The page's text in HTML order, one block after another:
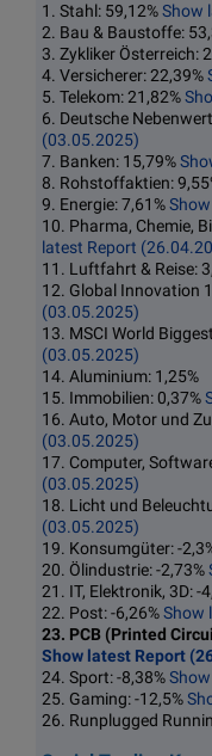
1. Stahl: 59,12%Show
2. Bau & Baustoffe:
3. Zykliker Österreich:
4. Versicherer: 22,39%
5. Telekom: 21,82%
6. Deutsche
(03.05.2025)
7. Banken: 15,79%
8. Rohstoffaktien:
9. Energie: 7,61%
10. Pharma, Chemie,
latest Report
11. Luftfahrt & Reise:
12. Global Innovation
(03.05.2025)
13. MSCI World
(03.05.2025)
14. Aluminium: 1,25%
15. Immobilien: 0,37%
16. Auto, Motor und
(03.05.2025)
17. Computer,
(03.05.2025)
18. Licht und
(03.05.2025)
19. Konsumgüter: -
20. Ölindustrie: -2,73%
21. IT, Elektronik, 3D: -
22. Post: -6,26%Show
23. PCB (Printed
Show latest Report
24. Sport: -8,38%
25. Gaming: -12,5%
26. Runplugged